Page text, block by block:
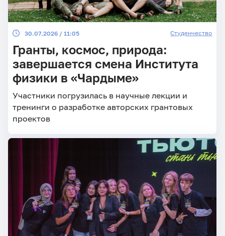
30.07.2026 / 11:05 Студенчество
Гранты, космос, природа:
завершается смена Института
физики в «Чардыме»
Участники погрузилась в научные лекции и
тренинги о разработке авторских грантовых
проектов